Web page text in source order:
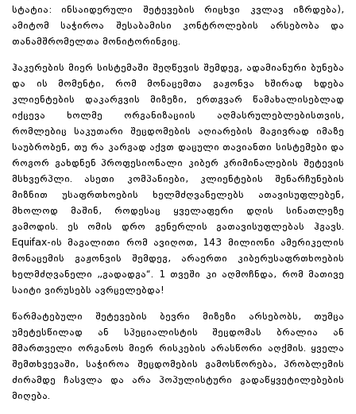
სტატია:ინსაიდერული შეტევების რიცხვი კვლავ იზრდება ),
ამიტომ საჭიროა შესაბამისი კონტროლების არსებობა და
თანამშრომელთა მონიტორინგიც.
ჰაკერების მიერ სისტემაში შეღწევის შემდეგ, ადამიანური ბუნება
და ის მომენტი, რომ მონაცემთა გაჟონვა ხშირად ხდება
კლიენტების დაკარგვის მიზეზი, ერთგვარ წამახალისებლად
იქცევა ხოლმე ორგანიზაციის აღმასრულებლებისთვის,
რომლებიც საკუთარი შეცდომების აღიარების მაგივრად იმაზე
საუბრობენ, თუ რა კარგად აქვთ დაცული თავიანთი სისტემები და
როგორ გახდნენ პროფესიონალი კიბერ კრიმინალების შეტევის
მსხვერპლი. ასეთი კომპანიები, კლიენტების შენარჩუნების
მიზნით უსაფრთხოების ხელმძღვანელებს ათავისუფლებენ,
მხოლოდ მაშინ, როდესაც ყველაფერი დღის სინათლეზე
გამოდის. ეს ომის დრო გენერლის გათავისუფლებას ჰგავს.
Equifax-ის მაგალითი
რომ ავიღოთ, 143 მილიონი ამერიკელის
მონაცემის გაჟონვის შემდეგ, არაერთი კიბერუსაფრთხოების
ხელმძღვანელი „გადადგა“. 1 თვეში კი აღმოჩნდა, რომ მათივე
საიტი ვირუსებს ავრცელებდა!
წარმატებული შეტევების ბევრი მიზეზი არსებობს, თუმცა
უმეტესწილად ან სპეციალისტის შეცდომას ბრალია ან
მმართველი ორგანოს მიერ რისკების არასწორი აღქმის. ყველა
შემთხვევაში, საჭიროა შეცდომების გამოსწორება, პრობლემის
ძირამდე ჩასვლა და არა პოპულისტური გადაწყვეტილებების
მიღება.